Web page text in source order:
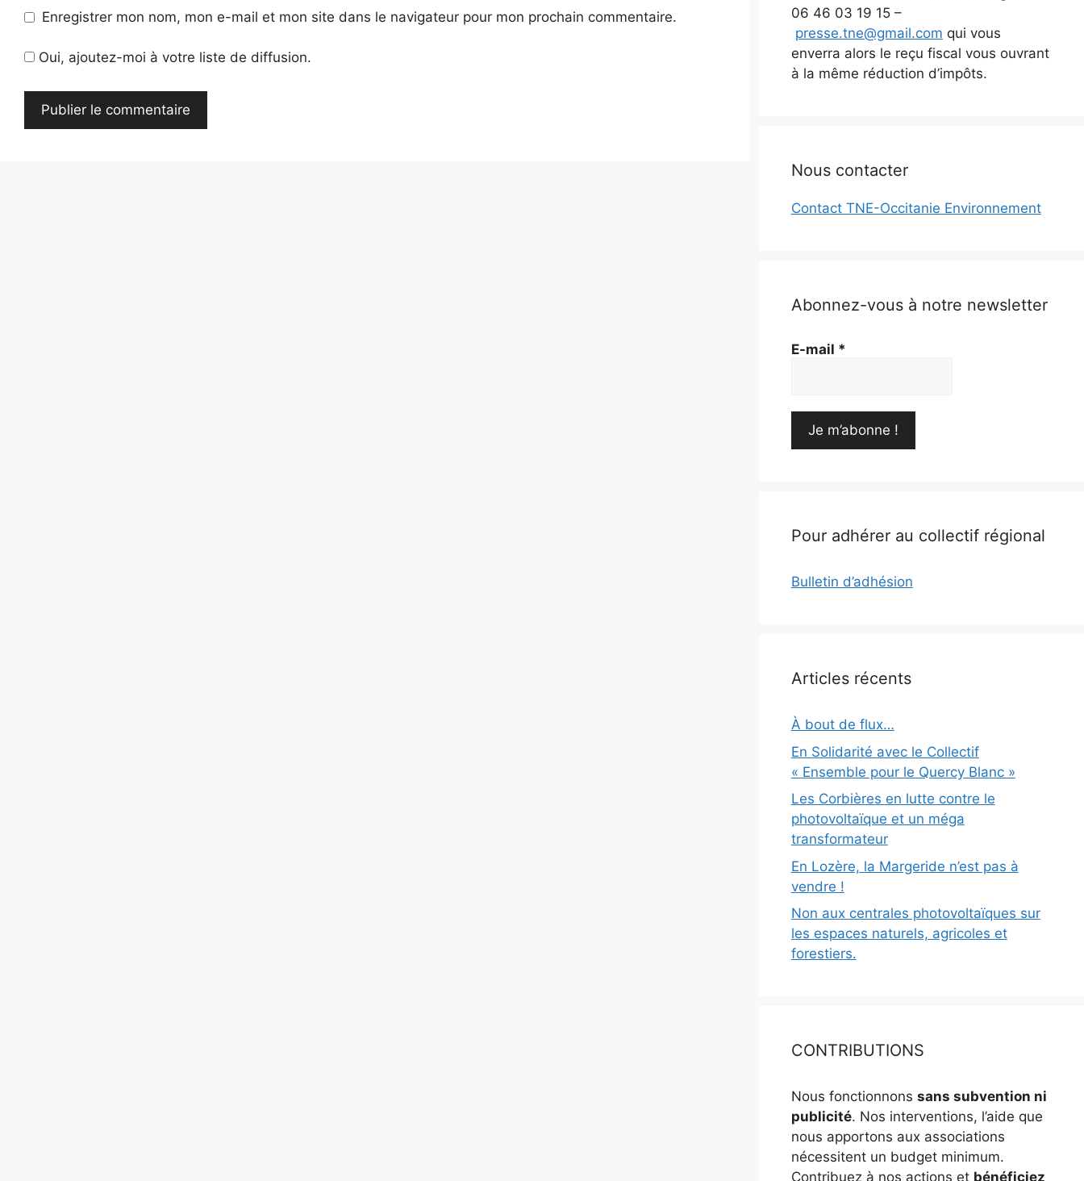
Enregistrer mon nom, mon e-mail et mon site dans le navigateur pour mon prochain commentaire.
Oui, ajoutez-moi à votre liste de diffusion.
06 46 03 19 15 –
presse.tne@gmail.com qui vous
enverra alors le reçu fiscal vous ouvrant
à la même réduction d’impôts.
Nous contacter
Contact TNE-Occitanie Environnement
Abonnez-vous à notre newsletter
E-mail *
Pour adhérer au collectif régional
Bulletin d’adhésion
Articles récents
À bout de flux…
En Solidarité avec le Collectif
« Ensemble pour le Quercy Blanc »
Les Corbières en lutte contre le
photovoltaïque et un méga
transformateur
En Lozère, la Margeride n’est pas à
vendre !
Non aux centrales photovoltaïques sur
les espaces naturels, agricoles et
forestiers.
CONTRIBUTIONS
Nous fonctionnons sans subvention ni
publicité. Nos interventions, l’aide que
nous apportons aux associations
nécessitent un budget minimum.
Contribuez à nos actions et bénéficiez